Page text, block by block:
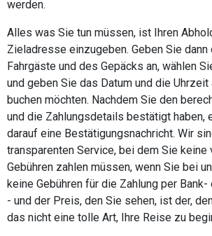
werden.
Alles was Sie tun müssen, ist Ihren
Zieladresse einzugeben. Geben Sie dann
Fahrgäste und des Gepäcks an, wählen
und geben Sie das Datum und die Uhrzeit
buchen möchten. Nachdem Sie den
und die Zahlungsdetails bestätigt haben,
darauf eine Bestätigungsnachricht. Wir
transparenten Service, bei dem Sie keine
Gebühren zahlen müssen, wenn Sie bei
keine Gebühren für die Zahlung per
- und der Preis, den Sie sehen, ist der,
das nicht eine tolle Art, Ihre Reise zu